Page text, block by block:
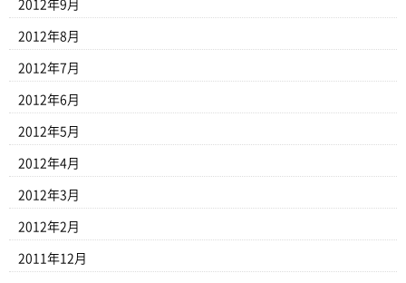
2012年9月
2012年8月
2012年7月
2012年6月
2012年5月
2012年4月
2012年3月
2012年2月
2011年12月